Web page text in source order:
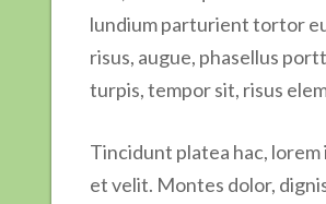
lundium parturient tortor
risus, augue, phasellus
turpis, tempor sit, risus
Tincidunt platea hac,
et velit. Montes dolor,